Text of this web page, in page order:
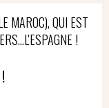
MAROC), QUI EST
!